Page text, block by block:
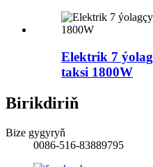
Elektrik 7
taksi 1800W
Birikdiriň
Bize gygyryň
0086-516-83889795